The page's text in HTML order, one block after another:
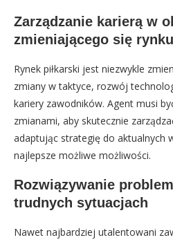
Zarządzanie karierą w
zmieniającego się
Rynek piłkarski jest niezwykle
zmiany w taktyce, rozwój
kariery zawodników. Agent musi
zmianami, aby skutecznie
adaptując strategię do aktualnych
najlepsze możliwe możliwości.
Rozwiązywanie
trudnych sytuacjach
Nawet najbardziej utalentowani